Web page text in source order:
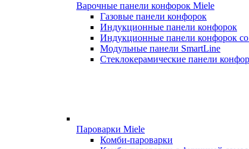
Варочные панели конфорок Miele
Газовые панели конфорок
Индукционные панели конфорок
Индукционные панели конфорок
Модульные панели SmartLine
Стеклокерамические панели
Пароварки Miele
Комби-пароварки